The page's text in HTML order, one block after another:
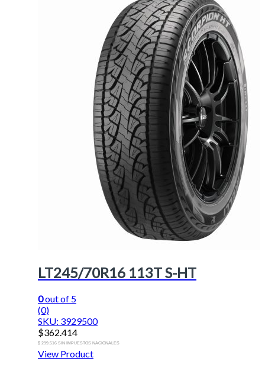
LT245/70R16 113T S-HT
0out of 5
(0)
SKU: 3929500
$362.414
$ 299.516 SIN IMPUESTOS NACIONALES
View Product